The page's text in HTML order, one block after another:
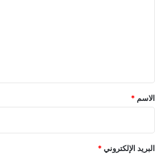
*
الاسم *
البريد الإلكتروني*